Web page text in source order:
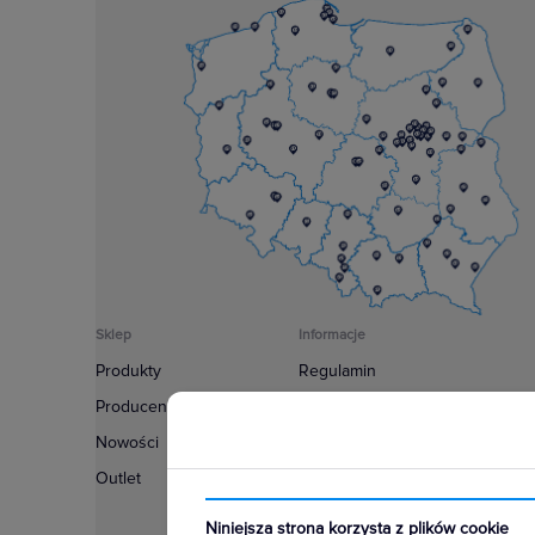
Niniejsza strona korzysta z plików cookie
Sklep
Produkty
Producenci
Nowości
Outlet
Informacje
Regulamin